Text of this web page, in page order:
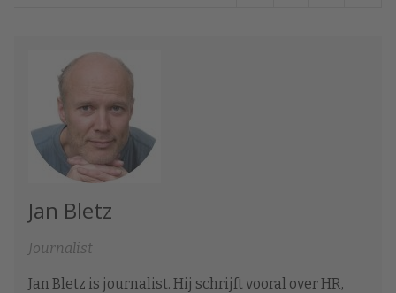
Jan Bletz
Journalist
Jan Bletz is journalist. Hij schrijft vooral over HR,